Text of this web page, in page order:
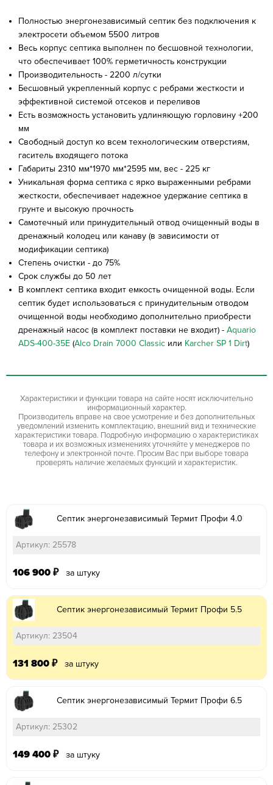
Полностью энергонезависимый септик без подключения к
электросети объемом 5500 литров
Весь корпус септика выполнен по бесшовной технологии,
что обеспечивает 100% герметичность конструкции
Производительность - 2200 л/сутки
Бесшовный укрепленный корпус с ребрами жесткости и
эффективной системой отсеков и переливов
Есть возможность установить удлиняющую горловину +200
мм
Свободный доступ ко всем технологическим отверстиям,
гаситель входящего потока
Габариты 2310 мм*1970 мм*2595 мм, вес - 225 кг
Уникальная форма септика с ярко выраженными ребрами
жесткости, обеспечивает надежное удержание септика в
грунте и высокую прочность
Самотечный или принудительный отвод очищенный воды в
дренажный колодец или канаву (в зависимости от
модификации септика)
Степень очистки - до 75%
Срок службы до 50 лет
В комплект септика входит емкость очищенной воды. Если
септик будет использоваться с принудительным отводом
очищенной воды необходимо дополнительно приобрести
дренажный насос (в комплект поставки не входит) - Aquario
ADS-400-35E (Alco Drain 7000 Classic или Karcher SP 1 Dirt)
Характеристики и функции товара на сайте носят исключительно
информационный характер.
Производитель вправе на свое усмотрение и без дополнительных
уведомлений изменить комплектацию, внешний вид и технические
характеристики товара. Подробную информацию о характеристиках
товара и их возможных изменениях уточняйте у менеджеров по
телефону и электронной почте. Просим Вас при выборе товара
проверять наличие желаемых функций и характеристик.
Септик энергонезависимый Термит Профи 4.0
Артикул: 25578
106 900 ₽ за штуку
Септик энергонезависимый Термит Профи 5.5
Артикул: 23504
131 800 ₽ за штуку
Септик энергонезависимый Термит Профи 6.5
Артикул: 25302
149 400 ₽ за штуку